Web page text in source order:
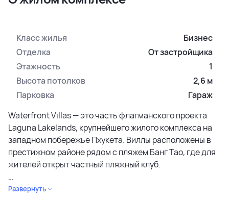
Класс жилья
Бизнес
Отделка
От застройщика
Этажность
1
Высота потолков
2,6 м
Парковка
Гараж
Waterfront Villas — это часть флагманского проекта
Laguna Lakelands, крупнейшего жилого комплекса на
западном побережье Пхукета. Виллы расположены в
престижном районе рядом с пляжем Банг Тао, где для
жителей открыт частный пляжный клуб.
Комплекс создан в концепции «Balanced by Nature»:
Развернуть